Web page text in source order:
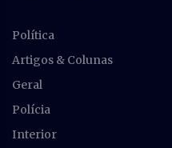
Política
Artigos & Colunas
Geral
Polícia
Interior